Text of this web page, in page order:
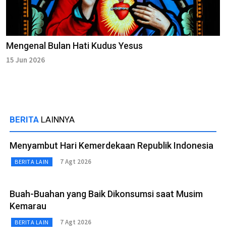
Mengenal Bulan Hati Kudus Yesus
15 Jun 2026
BERITA LAINNYA
Menyambut Hari Kemerdekaan Republik Indonesia
BERITA LAIN 7 Agt 2026
Buah-Buahan yang Baik Dikonsumsi saat Musim
Kemarau
BERITA LAIN 7 Agt 2026